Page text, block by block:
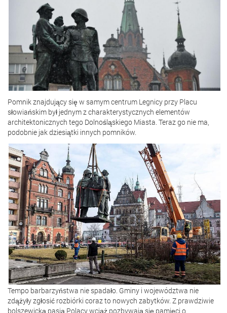
Pomnik znajdujący się w samym centrum Legnicy przy Placu
słowiańskim był jednym z charakterystycznych elementów
architektonicznych tego Dolnośląskiego Miasta. Teraz go nie ma,
podobnie jak dziesiątki innych pomników.
Tempo barbarzyństwa nie spadało. Gminy i województwa nie
zdążyły zgłosić rozbiórki coraz to nowych zabytków. Z prawdziwie
bolszewicką pasją Polacy wciąż pozbywają się pamięci o